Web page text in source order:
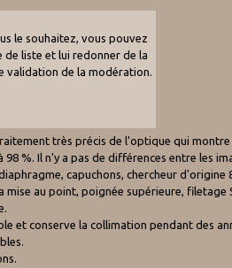
le souhaitez, vous pouvez
liste et lui redonner de la
validation de la modération.
très précis de l'optique qui
%. Il n'y a pas de différences entre les
capuchons, chercheur
au point, poignée supérieure, filetage
et conserve la collimation pendant des